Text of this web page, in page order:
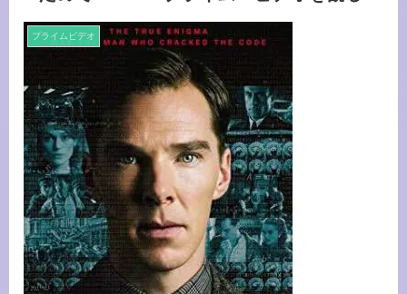
プライムビデオ